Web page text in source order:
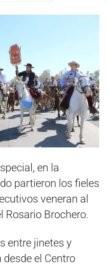
en la
partieron los fieles
veneran al
Rosario Brochero.
entre jinetes y
el Centro